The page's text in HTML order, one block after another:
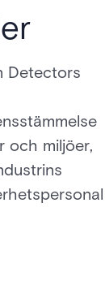
Detectors
och miljöer,